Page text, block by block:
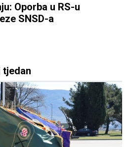
Oporba u RS-u
SNSD-a
tjedan